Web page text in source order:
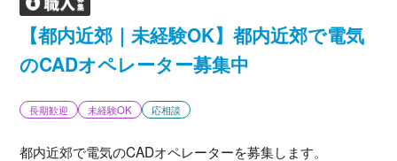
【都内近郊｜未経験OK】都内近郊で電気
のCADオペレーター募集中
長期歓迎 未経験OK 応相談
都内近郊で電気のCADオペレーターを募集します。